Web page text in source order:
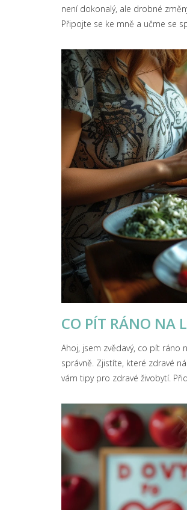
není dokonalý, ale drobné
Připojte se ke mně a učme se
CO PÍT RÁNO NA
Ahoj, jsem zvědavý, co pít ráno
správně. Zjistíte, které zdravé
vám tipy pro zdravé živobytí.